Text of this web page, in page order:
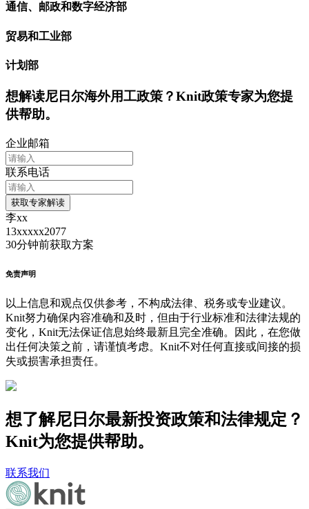
通信、邮政和数字经济部
贸易和工业部
计划部
想解读尼日尔海外用工政策？Knit政策专家为您提
供帮助。
企业邮箱
联系电话
获取专家解读
李xx
13xxxxx2077
30分钟前获取方案
免责声明
以上信息和观点仅供参考，不构成法律、税务或专业建议。
Knit努力确保内容准确和及时，但由于行业标准和法律法规的
变化，Knit无法保证信息始终最新且完全准确。因此，在您做
出任何决策之前，请谨慎考虑。Knit不对任何直接或间接的损
失或损害承担责任。
想了解尼日尔最新投资政策和法律规定？
Knit为您提供帮助。
联系我们